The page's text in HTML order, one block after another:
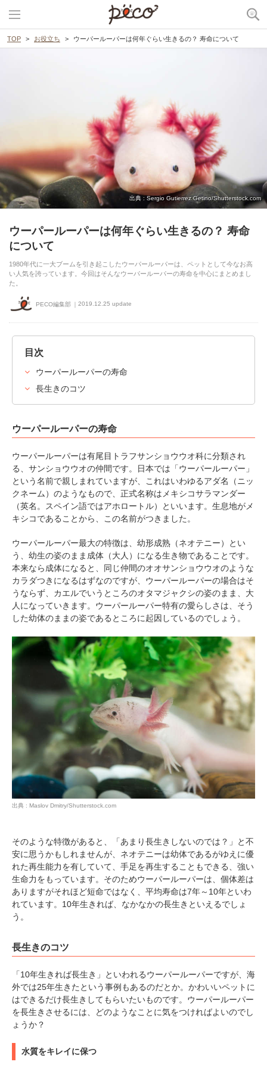
TOP お役立ち ウーパールーパーは何年ぐらい生きるの？ 寿命について
出典 : Sergio Gutierrez Getino/Shutterstock.com
ウーパールーパーは何年ぐらい生きるの？ 寿命
について
1980年代に一大ブームを引き起こしたウーパールーパーは、ペットとして今なお高
い人気を誇っています。今回はそんなウーパールーパーの寿命を中心にまとめまし
た。
PECO編集部 2019.12.25 update
目次
ウーパールーパーの寿命
長生きのコツ
ウーパールーパーの寿命
ウーパールーパーは有尾目トラフサンショウウオ科に分類され
る、サンショウウオの仲間です。日本では「ウーパールーパー」
という名前で親しまれていますが、これはいわゆるアダ名（ニッ
クネーム）のようなもので、正式名称はメキシコサラマンダー
（英名。スペイン語ではアホロートル）といいます。生息地がメ
キシコであることから、この名前がつきました。
ウーパールーパー最大の特徴は、幼形成熟（ネオテニー）とい
う、幼生の姿のまま成体（大人）になる生き物であることです。
本来なら成体になると、同じ仲間のオオサンショウウオのような
カラダつきになるはずなのですが、ウーパールーパーの場合はそ
うならず、カエルでいうところのオタマジャクシの姿のまま、大
人になっていきます。ウーパールーパー特有の愛らしさは、そう
した幼体のままの姿であるところに起因しているのでしょう。
出典 : Maslov Dmitry/Shutterstock.com
そのような特徴があると、「あまり長生きしないのでは？」と不
安に思うかもしれませんが、ネオテニーは幼体であるがゆえに優
れた再生能力を有していて、手足を再生することもできる、強い
生命力をもっています。そのためウーパールーパーは、個体差は
ありますがそれほど短命ではなく、平均寿命は7年～10年といわ
れています。10年生きれば、なかなかの長生きといえるでしょ
う。
長生きのコツ
「10年生きれば長生き」といわれるウーパールーパーですが、海
外では25年生きたという事例もあるのだとか。かわいいペットに
はできるだけ長生きしてもらいたいものです。ウーパールーパー
を長生きさせるには、どのようなことに気をつければよいのでし
ょうか？
水質をキレイに保つ